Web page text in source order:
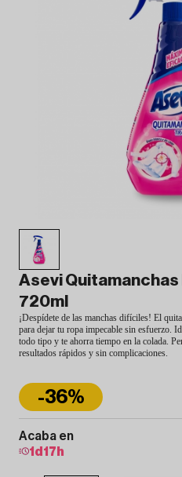
Asevi Quitamanchas
720ml
¡Despídete de las manchas difíciles! El
para dejar tu ropa impecable sin esfuerzo.
todo tipo y te ahorra tiempo en la colada.
resultados rápidos y sin complicaciones.
-36%
Acaba en
1 d 17 h